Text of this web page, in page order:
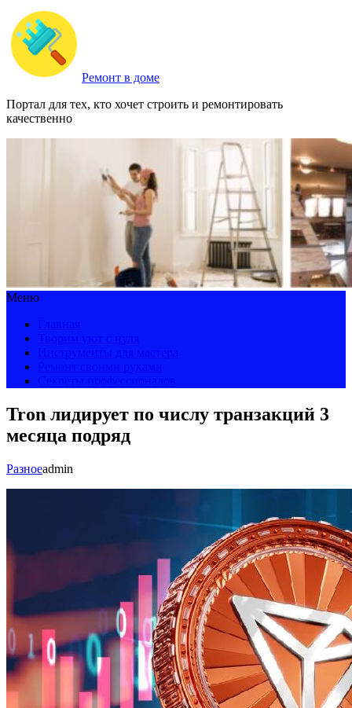
Ремонт в доме
Портал для тех, кто хочет строить и ремонтировать
качественно
Меню
Tron лидирует по числу транзакций 3
месяца подряд
Разноеadmin